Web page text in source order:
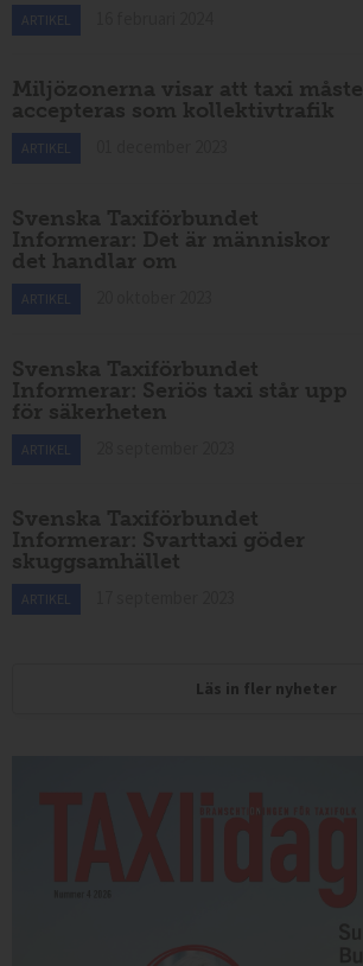
ARTIKEL
Miljözonerna visar att taxi måste
accepteras som kollektivtrafik
ARTIKEL
Svenska Taxiförbundet
Informerar: Det är människor
det handlar om
ARTIKEL
Svenska Taxiförbundet
Informerar: Seriös taxi står upp
för säkerheten
ARTIKEL
Svenska Taxiförbundet
Informerar: Svarttaxi göder
skuggsamhället
ARTIKEL
Läs in fler nyheter